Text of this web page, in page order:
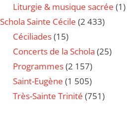
Liturgie & musique sacrée (1)
Schola Sainte Cécile (2 433)
Céciliades(15)
Concerts de la Schola (25)
Programmes(2 157)
Saint-Eugène (1 505)
Très-Sainte Trinité (751)